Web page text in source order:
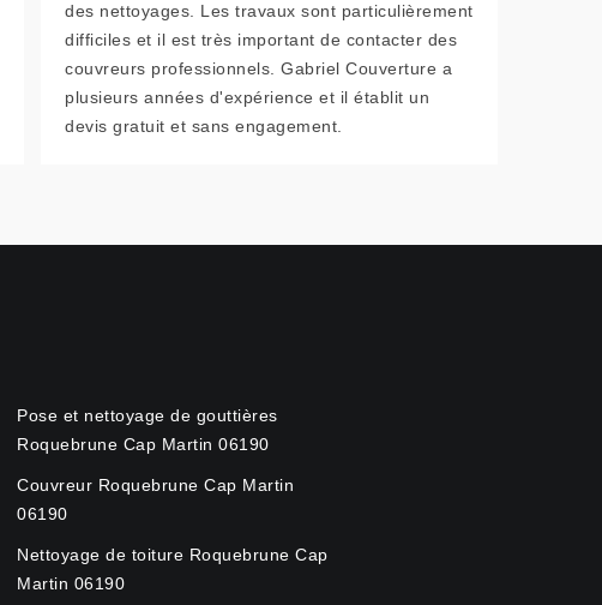
des nettoyages. Les travaux sont particulièrement
difficiles et il est très important de contacter des
couvreurs professionnels. Gabriel Couverture a
plusieurs années d'expérience et il établit un
devis gratuit et sans engagement.
Pose et nettoyage de gouttières
Roquebrune Cap Martin 06190
Couvreur Roquebrune Cap Martin
06190
Nettoyage de toiture Roquebrune Cap
Martin 06190